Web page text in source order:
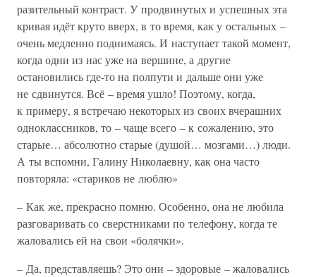
разительный контраст. У продвинутых и успешных эта
кривая идёт круто вверх, в то время, как у остальных –
очень медленно поднимаясь. И наступает такой момент,
когда одни из нас уже на вершине, а другие
остановились где-то на полпути и дальше они уже
не сдвинутся. Всё – время ушло! Поэтому, когда,
к примеру, я встречаю некоторых из своих вчерашних
одноклассников, то – чаще всего – к сожалению, это
старые… абсолютно старые (душой… мозгами…) люди.
А ты вспомни, Галину Николаевну, как она часто
повторяла: «стариков не люблю»
– Как же, прекрасно помню. Особенно, она не любила
разговаривать со сверстниками по телефону, когда те
жаловались ей на свои «болячки».
– Да, представляешь? Это они – здоровые – жаловались